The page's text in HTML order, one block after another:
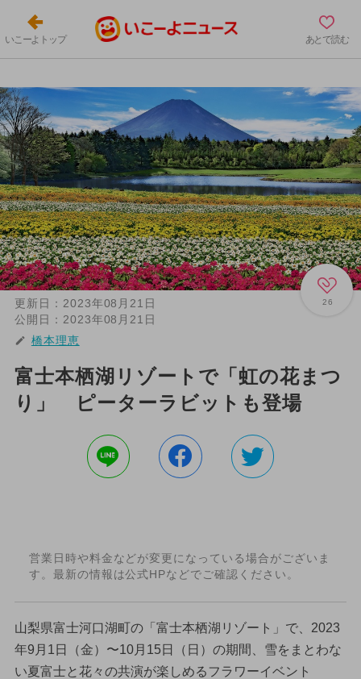
いこーよトップ あとで読む
26
更新日： 2023年08月21日
公開日： 2023年08月21日
橋本理恵
富士本栖湖リゾートで「虹の花まつ
り」 ピーターラビットも登場
営業日時や料金などが変更になっている場合がございま
す。最新の情報は公式HPなどでご確認ください。
山梨県富士河口湖町の「富士本栖湖リゾート」で、2023
年9月1日（金）〜10月15日（日）の期間、雪をまとわな
い夏富士と花々の共演が楽しめるフラワーイベント